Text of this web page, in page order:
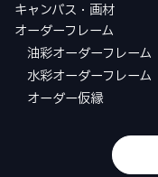
キャンバス・画材
オーダーフレーム
油彩オーダーフレーム
水彩オーダーフレーム
オーダー仮縁